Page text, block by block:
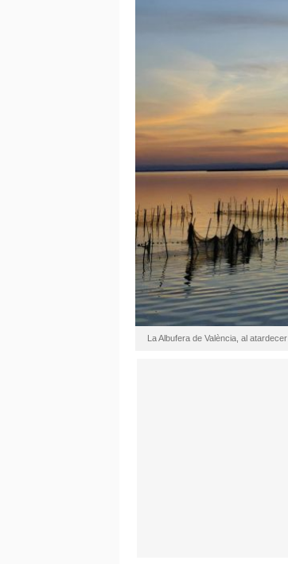
La Albufera de València, al atardecer